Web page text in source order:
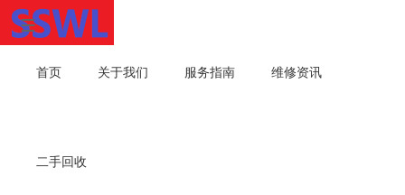
首页 关于我们 服务指南 维修资讯
二手回收